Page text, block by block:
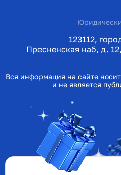
123112,
Пресненская наб, д.
Вся информация на сайте
и не является